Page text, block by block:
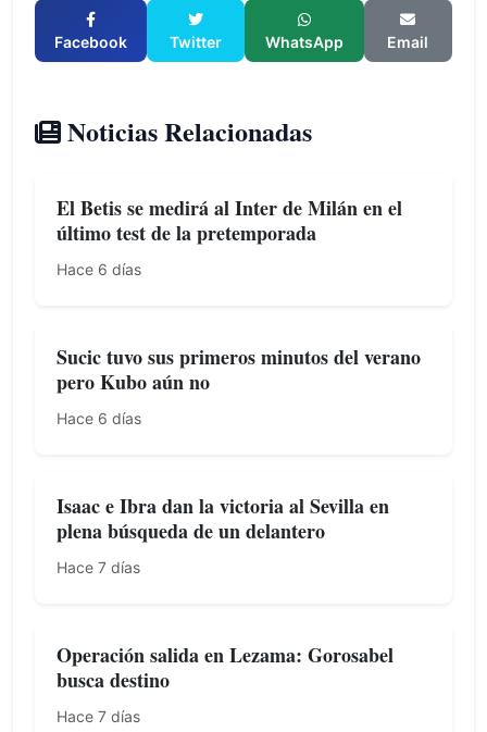
Facebook Twitter WhatsApp Email
Noticias Relacionadas
El Betis se medirá al Inter de Milán en el
último test de la pretemporada
Hace 6 días
Sucic tuvo sus primeros minutos del verano
pero Kubo aún no
Hace 6 días
Isaac e Ibra dan la victoria al Sevilla en
plena búsqueda de un delantero
Hace 7 días
Operación salida en Lezama: Gorosabel
busca destino
Hace 7 días